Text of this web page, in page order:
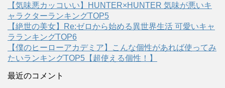
【気味悪カッコいい】HUNTER×HUNTER 気味が悪いキ
ャラクターランキングTOP5
【絶世の美女】Re:ゼロから始める異世界生活 可愛いキャ
ラランキングTOP6
【僕のヒーローアカデミア】こんな個性があれば使ってみ
たいランキングTOP5【超使える個性！】
最近のコメント